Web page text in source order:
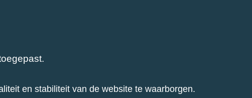
en stabiliteit van de website te waarborgen.